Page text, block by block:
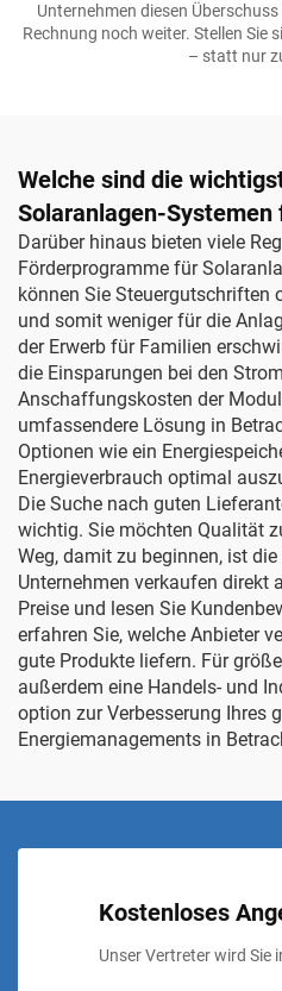
Unternehmen diesen
Rechnung noch weiter. Stellen Sie
– statt nur
Welche sind die
Solaranlagen-Systemen
Darüber hinaus bieten viele
Förderprogramme für
können Sie Steuergutschriften
und somit weniger für die
der Erwerb für Familien
die Einsparungen bei den
Anschaffungskosten der
umfassendere Lösung in
Optionen wie ein
Energieverbrauch optimal
Die Suche nach guten
wichtig. Sie möchten Qualität
Weg, damit zu beginnen, ist
Unternehmen verkaufen direkt
Preise und lesen Sie
erfahren Sie, welche Anbieter
gute Produkte liefern. Für
außerdem eine Handels- und
option zur Verbesserung Ihres
Energiemanagements in
Kostenloses
Unser Vertreter wird Sie